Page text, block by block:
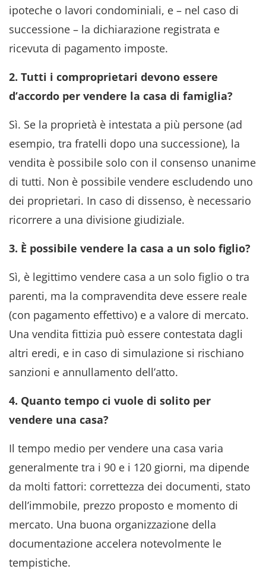
ipoteche o lavori condominiali, e – nel caso di
successione – la dichiarazione registrata e
ricevuta di pagamento imposte.
2. Tutti i comproprietari devono essere
d’accordo per vendere la casa di famiglia?
Sì. Se la proprietà è intestata a più persone (ad
esempio, tra fratelli dopo una successione), la
vendita è possibile solo con il consenso unanime
di tutti. Non è possibile vendere escludendo uno
dei proprietari. In caso di dissenso, è necessario
ricorrere a una divisione giudiziale.
3. È possibile vendere la casa a un solo figlio?
Sì, è legittimo vendere casa a un solo figlio o tra
parenti, ma la compravendita deve essere reale
(con pagamento effettivo) e a valore di mercato.
Una vendita fittizia può essere contestata dagli
altri eredi, e in caso di simulazione si rischiano
sanzioni e annullamento dell’atto.
4. Quanto tempo ci vuole di solito per
vendere una casa?
Il tempo medio per vendere una casa varia
generalmente tra i 90 e i 120 giorni, ma dipende
da molti fattori: correttezza dei documenti, stato
dell’immobile, prezzo proposto e momento di
mercato. Una buona organizzazione della
documentazione accelera notevolmente le
tempistiche.